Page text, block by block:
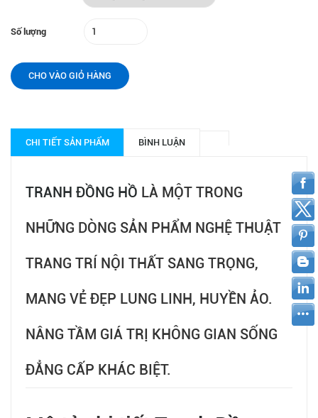
Số lượng
CHO VÀO GIỎ HÀNG
CHI TIẾT SẢN PHẨM BÌNH LUẬN
TRANH ĐỒNG HỒ LÀ MỘT TRONG
NHỮNG DÒNG SẢN PHẨM NGHỆ THUẬT
TRANG TRÍ NỘI THẤT SANG TRỌNG,
MANG VẺ ĐẸP LUNG LINH, HUYỀN ẢO.
NÂNG TẦM GIÁ TRỊ KHÔNG GIAN SỐNG
ĐẲNG CẤP KHÁC BIỆT.